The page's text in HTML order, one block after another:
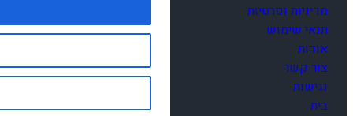
מדיניות ופרטיות
תנאי שימוש
אודות
צור קשר
נגישות
בית